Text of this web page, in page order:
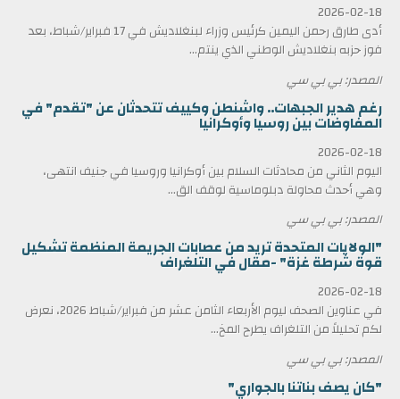
2026-02-18
أدى طارق رحمن اليمين كرئيس وزراء لبنغلاديش في 17 فبراير/شباط، بعد
فوز حزبه بنغلاديش الوطني الذي ينتم...
المصدر: بي بي سي
رغم هدير الجبهات.. واشنطن وكييف تتحدثان عن "تقدم" في
المفاوضات بين روسيا وأوكرانيا
2026-02-18
اليوم الثاني من محادثات السلام بين أوكرانيا وروسيا في جنيف انتهى،
وهي أحدث محاولة دبلوماسية لوقف الق...
المصدر: بي بي سي
"الولايات المتحدة تريد من عصابات الجريمة المنظمة تشكيل
قوة شرطة غزة" -مقال في التلغراف
2026-02-18
في عناوين الصحف ليوم الأربعاء الثامن عشر من فبراير/شباط 2026، نعرض
لكم تحليلاً من التلغراف يطرح المخ...
المصدر: بي بي سي
"كان يصف بناتنا بالجواري"